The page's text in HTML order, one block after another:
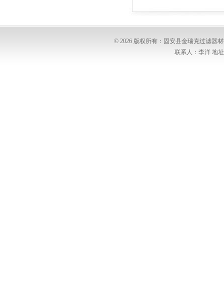
© 2026 版权所有：固安县金瑞克过滤器
联系人：李洋 地